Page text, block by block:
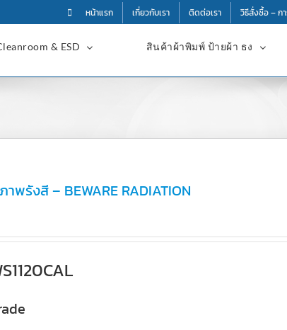
หน้าแรก เกี่ยวกับเรา ติดต่อเรา วิธีสั่งซื้อ – กา
& ESD สินค้าผ้าพิมพ์ ป้ายผ้า ธง
พรังสี – BEWARE RADIATION